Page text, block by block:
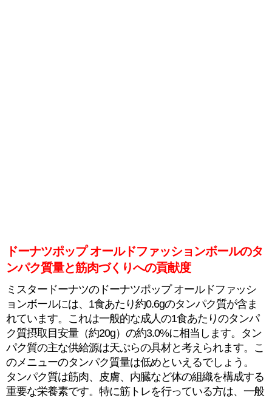
ドーナツポップ オールドファッションボールのタ
ンパク質量と筋肉づくりへの貢献度
ミスタードーナツのドーナツポップ オールドファッシ
ョンボールには、1食あたり約0.6gのタンパク質が含ま
れています。これは一般的な成人の1食あたりのタンパ
ク質摂取目安量（約20g）の約3.0%に相当します。タン
パク質の主な供給源は天ぷらの具材と考えられます。こ
のメニューのタンパク質量は低めといえるでしょう。
タンパク質は筋肉、皮膚、内臓など体の組織を構成する
重要な栄養素です。特に筋トレを行っている方は、一般